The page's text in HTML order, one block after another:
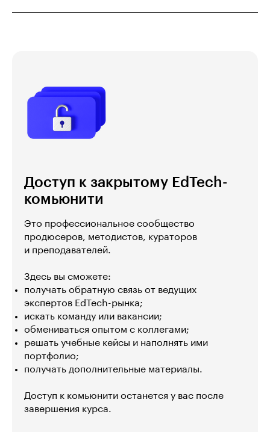
Доступ к закрытому EdTech-
комьюнити
Это профессиональное сообщество
продюсеров, методистов, кураторов
и преподавателей.
Здесь вы сможете:
получать обратную связь от ведущих
экспертов EdTech-рынка;
искать команду или вакансии;
обмениваться опытом с коллегами;
решать учебные кейсы и наполнять ими
портфолио;
получать дополнительные материалы.
Доступ к комьюнити останется у вас после
завершения курса.